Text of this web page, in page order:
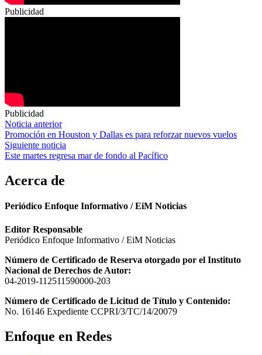
Publicidad
Publicidad
Navegación
de
entradas
Noticia anterior
Promoción en Houston y Dallas es para reforzar nuevos vuelos
Siguiente noticia
Este martes regresa mar de fondo al Pacífico
Acerca de
Periódico Enfoque Informativo / EiM Noticias
Editor Responsable
Periódico Enfoque Informativo / EiM Noticias
Número de Certificado de Reserva otorgado por el Instituto
Nacional de Derechos de Autor:
04-2019-112511590000-203
Número de Certificado de Licitud de Título y Contenido:
No. 16146 Expediente CCPRI/3/TC/14/20079
Enfoque en Redes